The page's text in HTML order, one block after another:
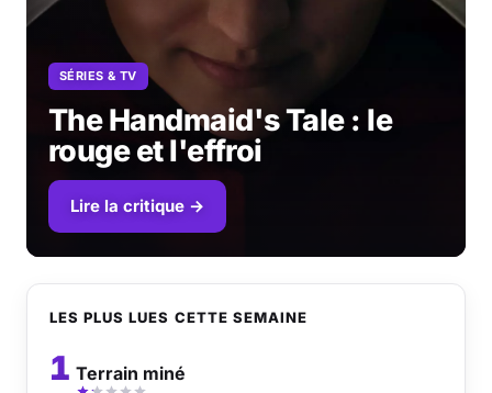
Séries
Manga
BD
Livres
Jeux vidéo
Musique
Sortir
SÉRIES & TV
The Handmaid's Tale : le
rouge et l'effroi
Lire la critique →
LES PLUS LUES CETTE SEMAINE
1 Terrain miné